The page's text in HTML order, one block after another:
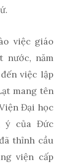
việc giáo
nước, năm
việc lập
mang tên
Đại học
ý của Đức
thỉnh cầu
viện cấp